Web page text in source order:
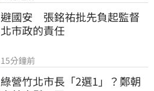
避國安　張銘祐批先負起監督
北市政的責任
15分鐘前
綠營竹北市長「2選1」？鄭朝